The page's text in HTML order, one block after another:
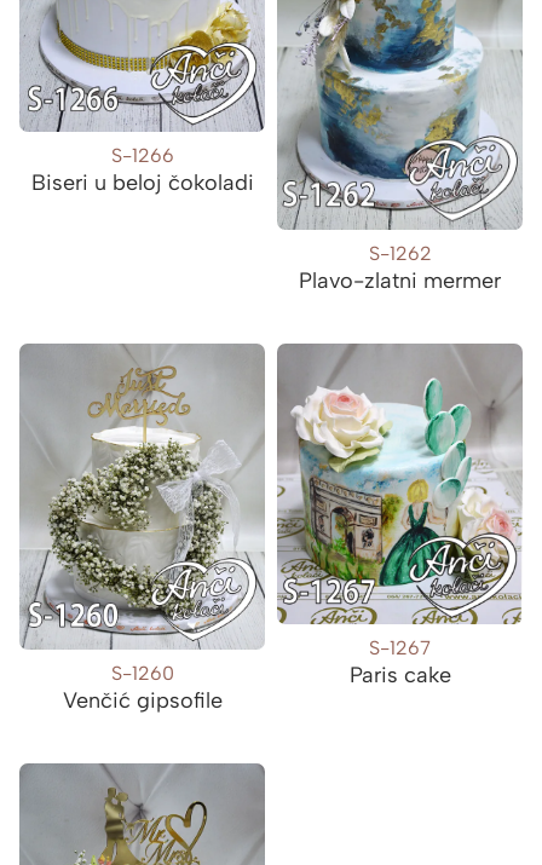
S-1266
Biseri u beloj čokoladi
S-1262
Plavo-zlatni mermer
S-1260
Venčić gipsofile
S-1267
Paris cake